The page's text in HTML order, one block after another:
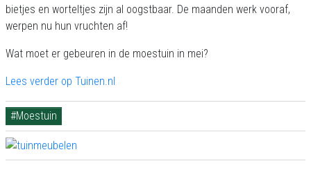
bietjes en worteltjes zijn al oogstbaar. De maanden werk vooraf,
werpen nu hun vruchten af!
Wat moet er gebeuren in de moestuin in mei?
Lees verder op Tuinen.nl
#Moestuin